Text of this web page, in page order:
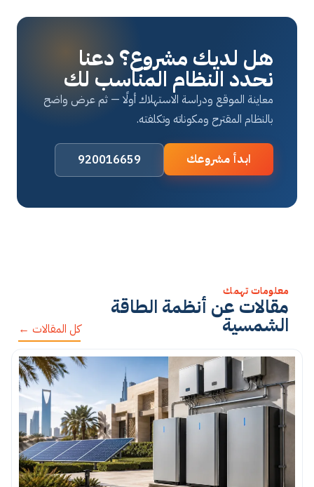
هل لديك مشروع؟ دعنا
نحدد النظام المناسب لك
معاينة الموقع ودراسة الاستهلاك أولًا — ثم عرض واضح
بالنظام المقترح ومكوناته وتكلفته.
ابدأ مشروعك 920016659
معلومات تهمك
مقالات عن أنظمة الطاقة
الشمسية كل المقالات ←